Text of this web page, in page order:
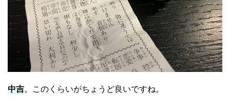
中吉。このくらいがちょうど良いですね。